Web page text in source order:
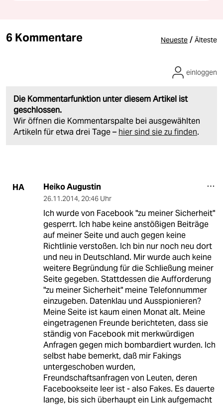
6 Kommentare Neueste / Älteste
Die Kommentarfunktion unter diesem Artikel ist
geschlossen.
Wir öffnen die Kommentarspalte bei ausgewählten
Artikeln für etwa drei Tage – hier sind sie zu finden.
einloggen
HA Heiko Augustin
26.11.2014, 20:46 Uhr
Ich wurde von Facebook "zu meiner Sicherheit"
gesperrt. Ich habe keine anstößigen Beiträge
auf meiner Seite und auch gegen keine
Richtlinie verstoßen. Ich bin nur noch neu dort
und neu in Deutschland. Mir wurde auch keine
weitere Begründung für die Schließung meiner
Seite gegeben. Stattdessen die Aufforderung
"zu meiner Sicherheit" meine Telefonnummer
einzugeben. Datenklau und Ausspionieren?
Meine Seite ist kaum einen Monat alt. Meine
eingetragenen Freunde berichteten, dass sie
ständig von Facebook mit merkwürdigen
Anfragen gegen mich bombardiert wurden. Ich
selbst habe bemerkt, daß mir Fakings
untergeschoben wurden,
Freundschaftsanfragen von Leuten, deren
Facebookseite leer ist - also Fakes. Es dauerte
lange, bis sich überhaupt ein Link aufgemacht